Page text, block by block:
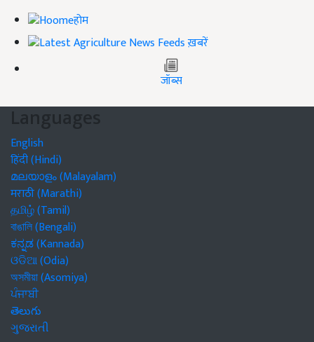
होम
ख़बरें
जॉब्स
Languages
English
हिंदी (Hindi)
മലയാളം (Malayalam)
मराठी (Marathi)
தமிழ் (Tamil)
বাঙালি (Bengali)
ಕನ್ನಡ (Kannada)
ଓଡିଆ (Odia)
অসমীয়া (Asomiya)
ਪੰਜਾਬੀ
తెలుగు
ગુજરાતી